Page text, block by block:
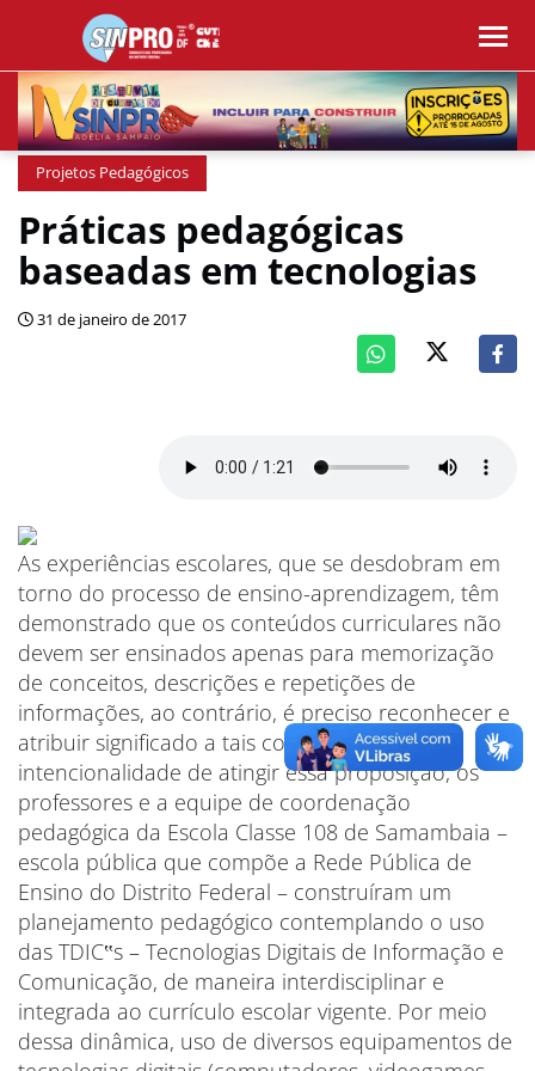
Projetos Pedagógicos
Práticas pedagógicas
baseadas em tecnologias
31 de janeiro de 2017
As experiências escolares, que se desdobram em
torno do processo de ensino-aprendizagem, têm
demonstrado que os conteúdos curriculares não
devem ser ensinados apenas para memorização
de conceitos, descrições e repetições de
informações, ao contrário, é preciso reconhecer e
atribuir significado a tais conteúdos. Com a
intencionalidade de atingir essa proposição, os
professores e a equipe de coordenação
pedagógica da Escola Classe 108 de Samambaia –
escola pública que compõe a Rede Pública de
Ensino do Distrito Federal – construíram um
planejamento pedagógico contemplando o uso
das TDIC‟s – Tecnologias Digitais de Informação e
Comunicação, de maneira interdisciplinar e
integrada ao currículo escolar vigente. Por meio
dessa dinâmica, uso de diversos equipamentos de